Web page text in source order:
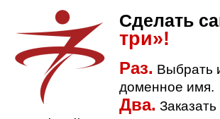
Сделать
три»!
Раз. Выбрать
доменное имя.
Два.